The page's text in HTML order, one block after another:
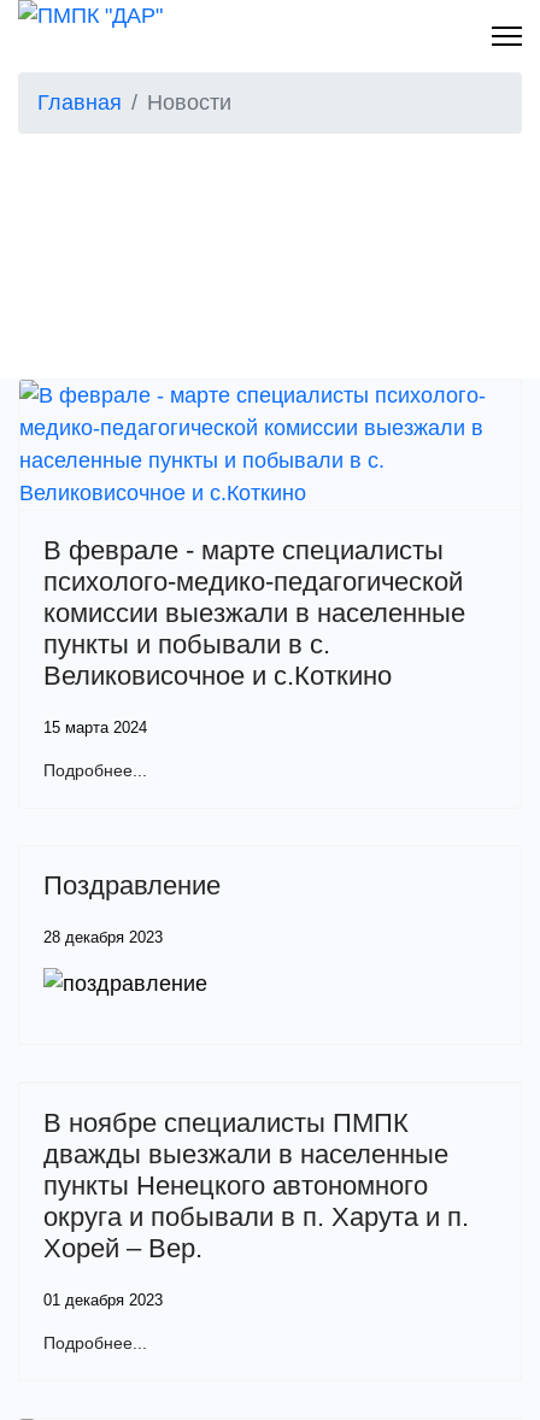
Главная Новости
В феврале - марте специалисты
психолого-медико-педагогической
комиссии выезжали в населенные
пункты и побывали в с.
Великовисочное и с.Коткино
15 марта 2024
Подробнее...
Поздравление
28 декабря 2023
В ноябре специалисты ПМПК
дважды выезжали в населенные
пункты Ненецкого автономного
округа и побывали в п. Харута и п.
Хорей – Вер.
01 декабря 2023
Подробнее...